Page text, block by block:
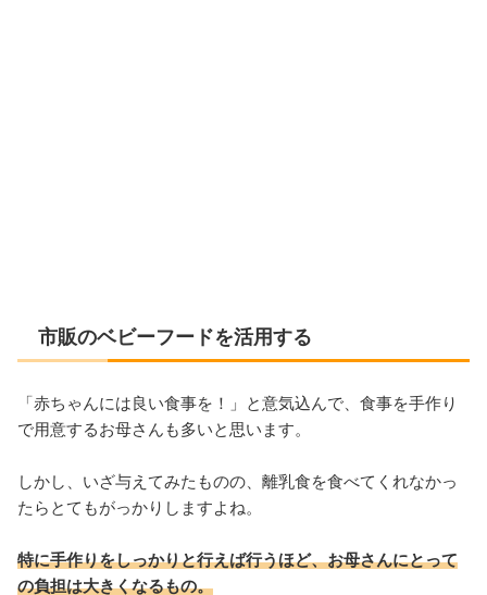
市販のベビーフードを活用する
「赤ちゃんには良い食事を！」と意気込んで、食事を手作り
で用意するお母さんも多いと思います。
しかし、いざ与えてみたものの、離乳食を食べてくれなかっ
たらとてもがっかりしますよね。
特に手作りをしっかりと行えば行うほど、お母さんにとって
の負担は大きくなるもの。